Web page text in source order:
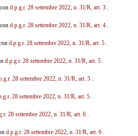
d.p.g.r. 28 settembre 2022, n. 31/R, art. 3.
d.p.g.r. 28 settembre 2022, n. 31/R, art. 4.
d.p.g.r. 28 settembre 2022, n. 31/R, art. 5.
d.p.g.r. 28 settembre 2022, n. 31/R, art. 5.
28 settembre 2022, n. 31/R, art. 5.
28 settembre 2022, n. 31/R, art. 5.
28 settembre 2022, n. 31/R, art. 6.
d.p.g.r. 28 settembre 2022, n. 31/R, art. 6.